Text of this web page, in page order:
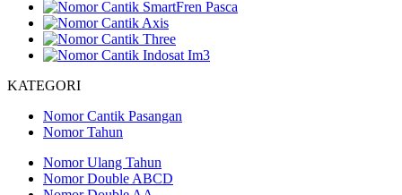
KATEGORI
Nomor Cantik Pasangan
Nomor Tahun
Nomor Ulang Tahun
Nomor Double ABCD